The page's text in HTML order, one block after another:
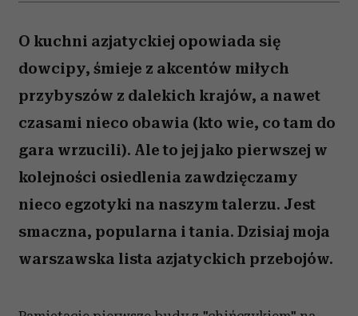
O kuchni azjatyckiej opowiada się
dowcipy, śmieje z akcentów miłych
przybyszów z dalekich krajów, a nawet
czasami nieco obawia (kto wie, co tam do
gara wrzucili). Ale to jej jako pierwszej w
kolejności osiedlenia zawdzięczamy
nieco egzotyki na naszym talerzu. Jest
smaczna, popularna i tania. Dzisiaj moja
warszawska lista azjatyckich przebojów.